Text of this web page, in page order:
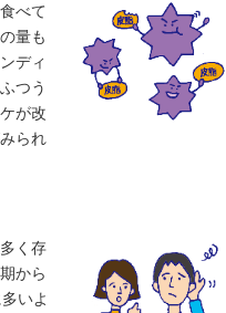
べて
量も
ディ
つう
が改
られ
く存
から
いよ